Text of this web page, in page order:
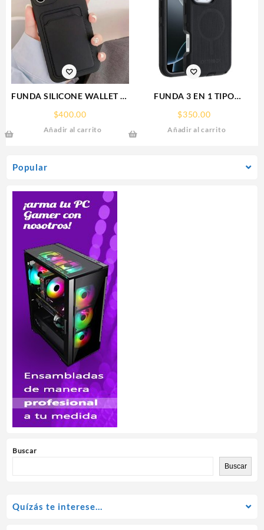
Popular
Buscar
Buscar
FUNDA SILICONE WALLET IP
15 PLUS IPHONE CA
$400.00
Añadir al carrito
FUNDA 3 EN 1 TIPO
OTTERBOX USO RUDO SAM
S26 ULTRA SAMSUNG S26
ULTRA
$350.00
Añadir al carrito
Quízás te interese…